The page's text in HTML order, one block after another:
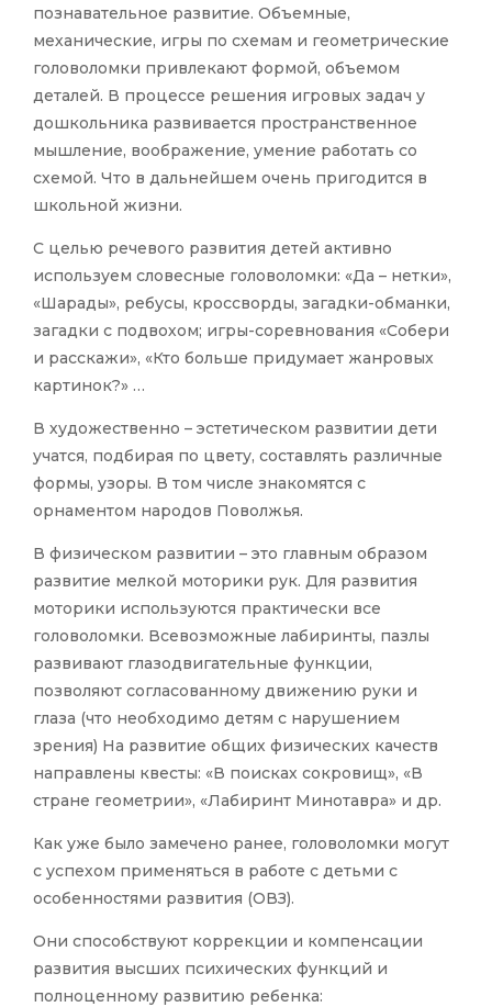
познавательное развитие. Объемные,
механические, игры по схемам и геометрические
головоломки привлекают формой, объемом
деталей. В процессе решения игровых задач у
дошкольника развивается пространственное
мышление, воображение, умение работать со
схемой. Что в дальнейшем очень пригодится в
школьной жизни.
С целью речевого развития детей активно
используем словесные головоломки: «Да – нетки»,
«Шарады», ребусы, кроссворды, загадки-обманки,
загадки с подвохом; игры-соревнования «Собери
и расскажи», «Кто больше придумает жанровых
картинок?» …
В художественно – эстетическом развитии дети
учатся, подбирая по цвету, составлять различные
формы, узоры. В том числе знакомятся с
орнаментом народов Поволжья.
В физическом развитии – это главным образом
развитие мелкой моторики рук. Для развития
моторики используются практически все
головоломки. Всевозможные лабиринты, пазлы
развивают глазодвигательные функции,
позволяют согласованному движению руки и
глаза (что необходимо детям с нарушением
зрения) На развитие общих физических качеств
направлены квесты: «В поисках сокровищ», «В
стране геометрии», «Лабиринт Минотавра» и др.
Как уже было замечено ранее, головоломки могут
с успехом применяться в работе с детьми с
особенностями развития (ОВЗ).
Они способствуют коррекции и компенсации
развития высших психических функций и
полноценному развитию ребенка: